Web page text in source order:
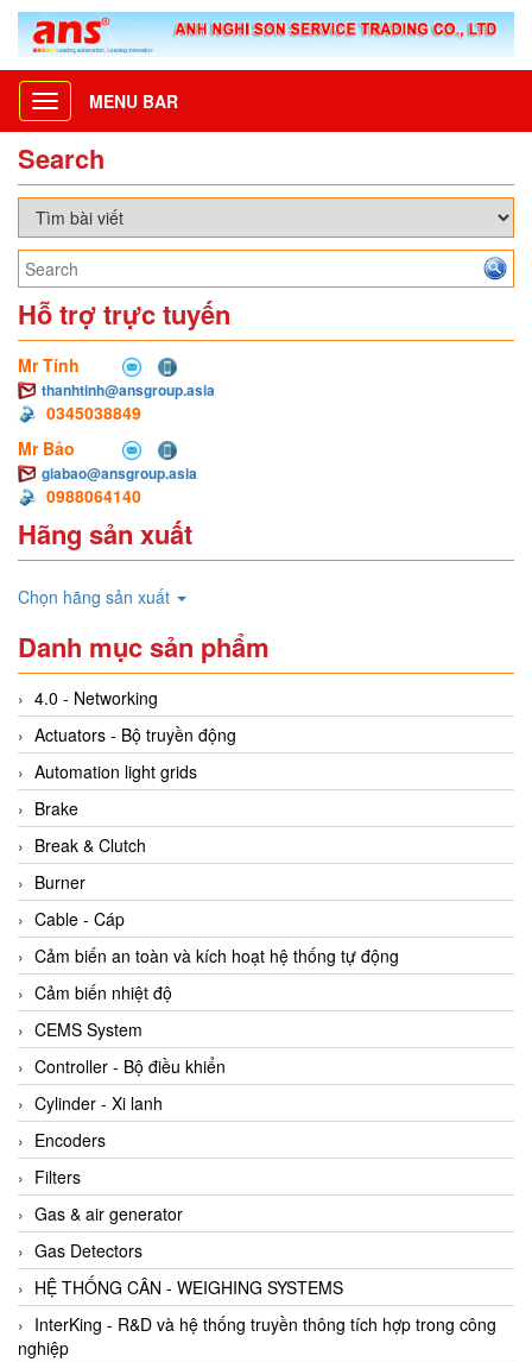
Toggle
navigation
MENU BAR
Search
Hỗ trợ trực tuyến
Mr Tính
thanhtinh@ansgroup.asia
0345038849
Mr Bảo
giabao@ansgroup.asia
0988064140
Hãng sản xuất
Chọn hãng sản xuất
Danh mục sản phẩm
4.0 - Networking
Actuators - Bộ truyền động
Automation light grids
Brake
Break & Clutch
Burner
Cable - Cáp
Cảm biến an toàn và kích hoạt hệ thống tự động
Cảm biến nhiệt độ
CEMS System
Controller - Bộ điều khiển
Cylinder - Xi lanh
Encoders
Filters
Gas & air generator
Gas Detectors
HỆ THỐNG CÂN - WEIGHING SYSTEMS
InterKing - R&D và hệ thống truyền thông tích hợp trong công
nghiệp